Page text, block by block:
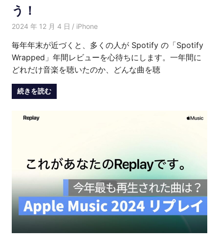
う！
2024 年 12 月 4 日 愛麗絲
iPhone
毎年年末が近づくと、多くの人が Spotify の「Spotify
Wrapped」年間レビューを心待ちにします。一年間に
どれだけ音楽を聴いたのか、どんな曲を聴
続きを読む